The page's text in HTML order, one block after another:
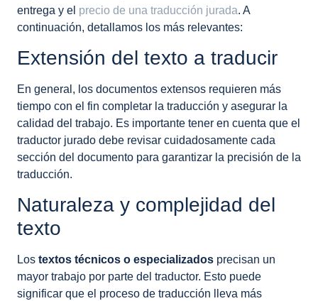
entrega y el precio de una traducción jurada. A
continuación, detallamos los más relevantes:
Extensión del texto a traducir
En general, los documentos extensos requieren más
tiempo con el fin completar la traducción y asegurar la
calidad del trabajo. Es importante tener en cuenta que el
traductor jurado debe revisar cuidadosamente cada
sección del documento para garantizar la precisión de la
traducción.
Naturaleza y complejidad del
texto
Los textos técnicos o especializados precisan un
mayor trabajo por parte del traductor. Esto puede
significar que el proceso de traducción lleva más